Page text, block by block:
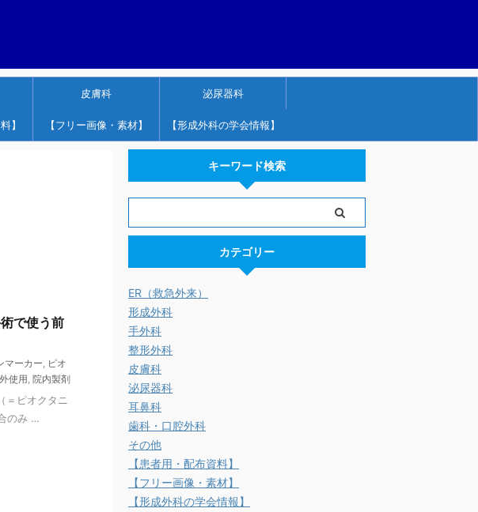
皮膚科 泌尿器科
】 【フリー画像・素材】 【形成外科の学会情報】
で使う前
マーカー, ピオ
使用, 院内製剤
＝ピオクタニ
のみ …
キーワード検索
カテゴリー
ER（救急外来）
形成外科
手外科
整形外科
皮膚科
泌尿器科
耳鼻科
歯科・口腔外科
その他
【患者用・配布資料】
【フリー画像・素材】
【形成外科の学会情報】